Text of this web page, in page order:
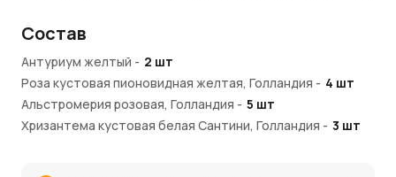
экзотичной формой, привносит в композицию особый
акцент.
Стиль и символика букета
Композиция «Любовь Лорен» передает всю полноту
эмоций: от страсти, заключенной в розах, до
Состав
Антуриум желтый - 2 шт
Роза кустовая пионовидная желтая, Голландия - 4 шт
Альстромерия розовая, Голландия - 5 шт
Хризантема кустовая белая Сантини, Голландия - 3 шт